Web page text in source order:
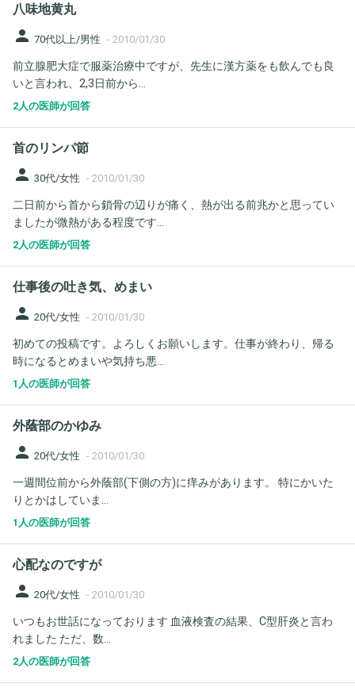
八味地黄丸
person 70代以上/男性 - 2010/01/30
前立腺肥大症で服薬治療中ですが、先生に漢方薬をも飲んでも良
いと言われ、2,3日前から...
2人の医師が回答
首のリンパ節
person 30代/女性 - 2010/01/30
二日前から首から鎖骨の辺りが痛く、熱が出る前兆かと思ってい
ましたが微熱がある程度です...
2人の医師が回答
仕事後の吐き気、めまい
person 20代/女性 - 2010/01/30
初めての投稿です。よろしくお願いします。仕事が終わり、帰る
時になるとめまいや気持ち悪...
1人の医師が回答
外蔭部のかゆみ
person 20代/女性 - 2010/01/30
一週間位前から外蔭部(下側の方)に痒みがあります。 特にかいた
りとかはしていま...
1人の医師が回答
心配なのですが
person 20代/女性 - 2010/01/30
いつもお世話になっております 血液検査の結果、C型肝炎と言わ
れました ただ、数...
2人の医師が回答